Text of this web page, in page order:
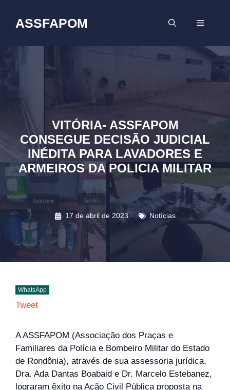
conteúdo
ASSFAPOM MENU
VITÓRIA- ASSFAPOM
CONSEGUE DECISÃO JUDICIAL
INÉDITA PARA LAVADORES E
ARMEIROS DA POLICIA MILITAR
17 de abril de 2023 Notícias
WhatsApp
Tweet
A ASSFAPOM (Associação dos Praças e
Familiares da Polícia e Bombeiro Militar do Estado
de Rondônia), através de sua assessoria jurídica,
Dra. Ada Dantas Boabaid e Dr. Marcelo Estebanez,
lograram êxito na Ação Civil Pública proposta na